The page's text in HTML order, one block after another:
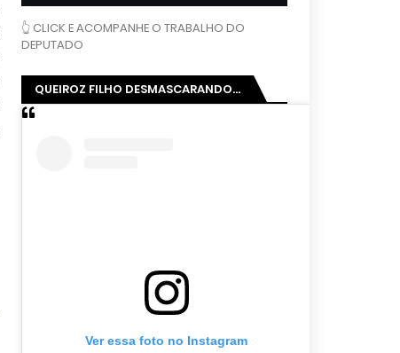
👆 CLICK E ACOMPANHE O TRABALHO DO
DEPUTADO
QUEIROZ FILHO DESMASCARANDO...
Ver essa foto no Instagram